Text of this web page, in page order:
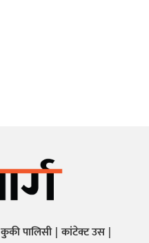
कुकी पालिसी कांटेक्ट उस